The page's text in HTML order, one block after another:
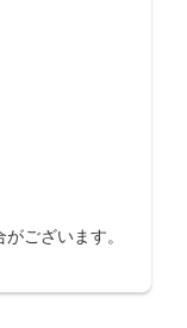
ございます。